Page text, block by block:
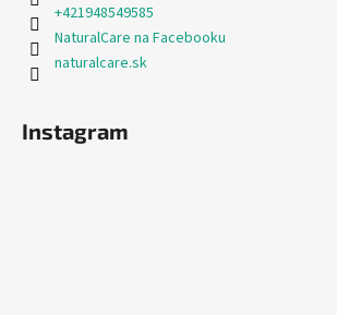
+421948549585
NaturalCare na Facebooku
naturalcare.sk
Instagram